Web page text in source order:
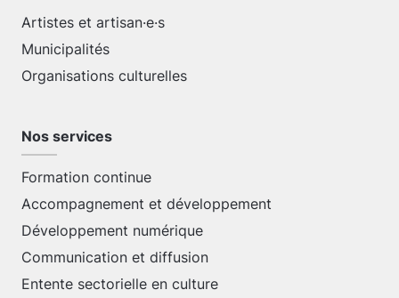
Artistes et artisan·e·s
Municipalités
Organisations culturelles
Nos services
Formation continue
Accompagnement et développement
Développement numérique
Communication et diffusion
Entente sectorielle en culture